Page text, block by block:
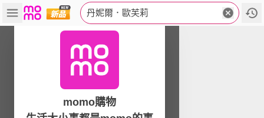
丹妮爾．歐芙莉
momo購物